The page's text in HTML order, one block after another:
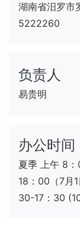
湖南省汨罗市
5222260
负责人
易贵明
办公时间
夏季 上午 8
18：00（7月
30-17：30